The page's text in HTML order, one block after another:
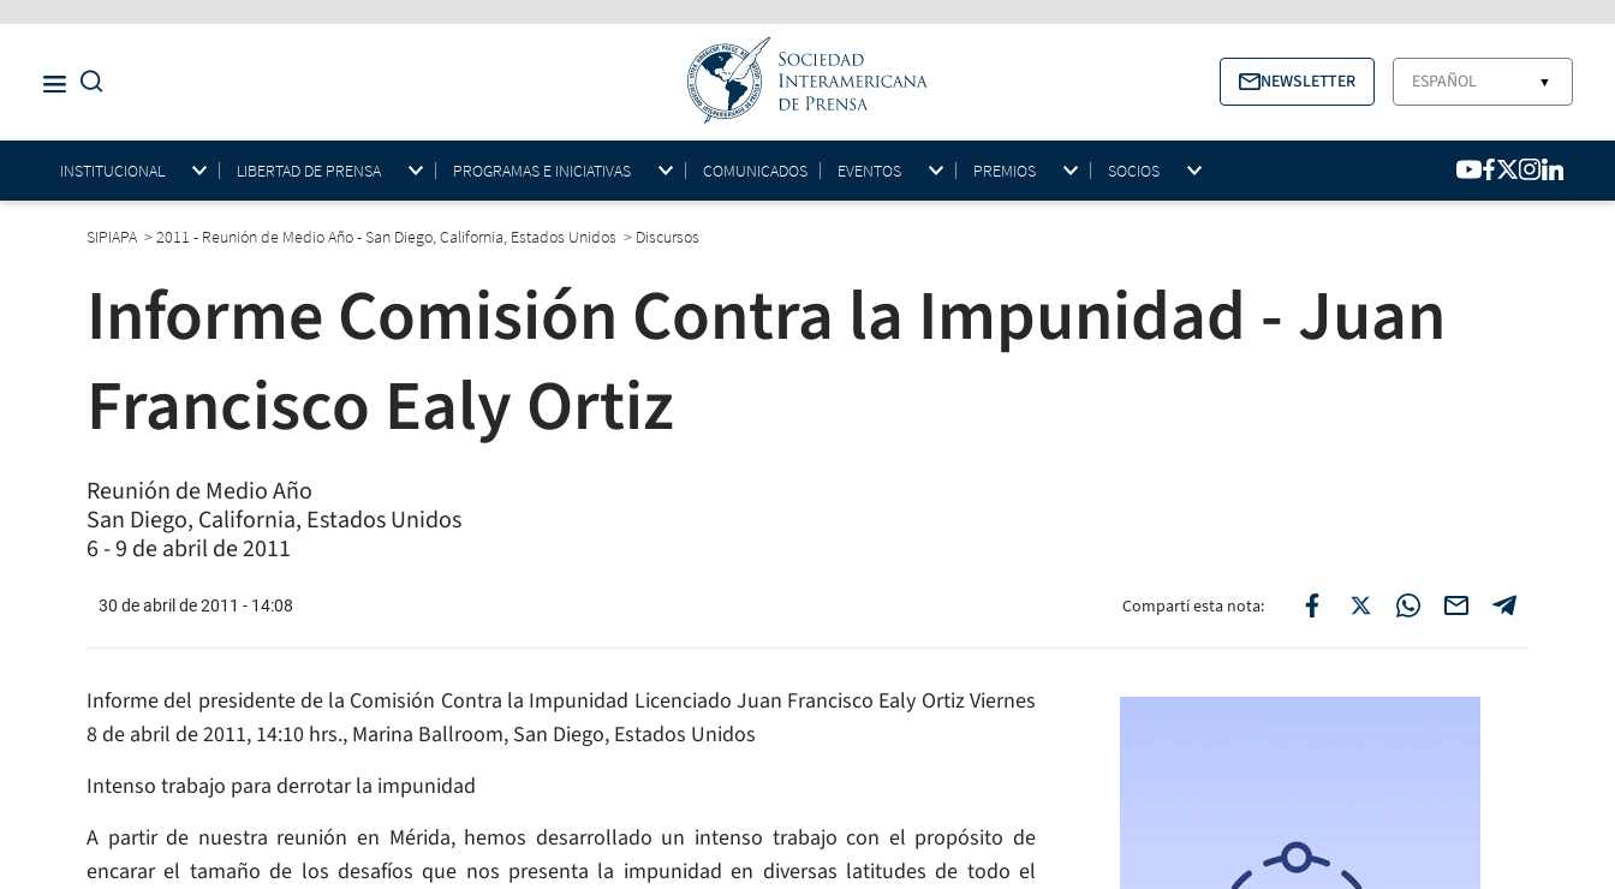
NEWSLETTER ESPAÑOL ▼
INSTITUCIONAL LIBERTAD DE PRENSA PROGRAMAS E INICIATIVAS COMUNICADOS EVENTOS PREMIOS SOCIOS
SIPIAPA >2011 - Reunión de Medio Año - San Diego, California, Estados Unidos > Discursos
Informe Comisión Contra la Impunidad - Juan
Francisco Ealy Ortiz
Reunión de Medio Año
San Diego, California, Estados Unidos
6 - 9 de abril de 2011
30 de abril de 2011 - 14:08 Compartí esta nota:
Informe del presidente de la Comisión Contra la Impunidad Licenciado Juan Francisco Ealy Ortiz Viernes
8 de abril de 2011, 14:10 hrs., Marina Ballroom, San Diego, Estados Unidos
Intenso trabajo para derrotar la impunidad
A partir de nuestra reunión en Mérida, hemos desarrollado un intenso trabajo con el propósito de
encarar el tamaño de los desafíos que nos presenta la impunidad en diversas latitudes de todo el